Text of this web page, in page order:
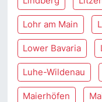
Lohr am Main
Lower Bavaria
Luhe-Wildenau
Maierhöfen